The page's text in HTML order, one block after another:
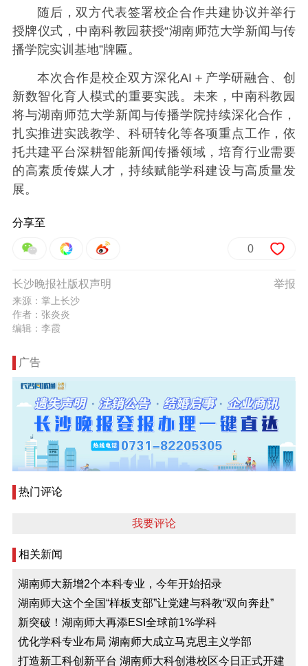
随后，双方代表签署校企合作共建协议并举行
授牌仪式，中南科教园获授“湖南师范大学新闻与传
播学院实训基地”牌匾。
本次合作是校企双方深化AI＋产学研融合、创
新数智化育人模式的重要实践。未来，中南科教园
将与湖南师范大学新闻与传播学院持续深化合作，
扎实推进实践教学、科研转化等各项重点工作，依
托共建平台深耕智能新闻传播领域，培育行业需要
的高素质传媒人才，持续赋能学科建设与高质量发
展。
分享至
0
举报
长沙晚报社版权声明
来源：掌上长沙
作者：张炎炎
编辑：李霞
广告
热门评论
我要评论
相关新闻
湖南师大新增2个本科专业，今年开始招录
湖南师大这个全国“样板支部”让党建与科教“双向奔赴”
新突破！湖南师大再添ESI全球前1%学科
优化学科专业布局 湖南师大成立马克思主义学部
打造新工科创新平台 湖南师大科创港校区今日正式开建